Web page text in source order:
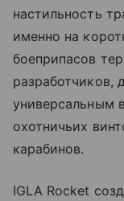
настильность
именно на
боеприпасов
разработчиков,
универсальным
охотничьих
карабинов.
IGLA Rocket